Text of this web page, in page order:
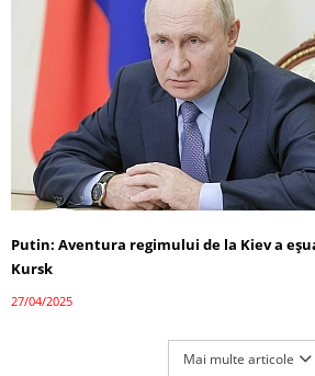
Putin: Aventura regimului de la Kiev a
Kursk
27/04/2025
Mai multe articole